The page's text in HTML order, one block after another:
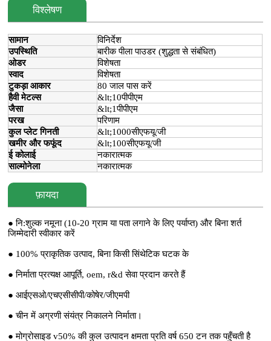
विश्लेषण
सामान
विनिर्देश
उपस्थिति
बारीक पीला पाउडर (शुद्धता से संबंधित)
ओडर
विशेषता
स्वाद
विशेषता
टुकड़ा आकार
80 जाल पास करें
हैवी मेटल्स
&lt;10पीपीएम
जैसा
&lt;1पीपीएम
परख
परिणाम
कुल प्लेट गिनती
&lt;1000सीएफयू/जी
खमीर और फफूंद
&lt;100सीएफयू/जी
ई कोलाई
नकारात्मक
साल्मोनेला
नकारात्मक
फ़ायदा
● नि:शुल्क नमूना (10-20 ग्राम या पता लगाने के लिए पर्याप्त) और बिना शर्त
जिम्मेदारी स्वीकार करें
● 100% प्राकृतिक उत्पाद, बिना किसी सिंथेटिक घटक के
● निर्माता प्रत्यक्ष आपूर्ति, oem, r&d सेवा प्रदान करते हैं
● आईएसओ/एचएसीसीपी/कोषेर/जीएमपी
● चीन में अग्रणी संयंत्र निकालने निर्माता।
● मोग्रोसाइड v50% की कुल उत्पादन क्षमता प्रति वर्ष 650 टन तक पहुँचती है